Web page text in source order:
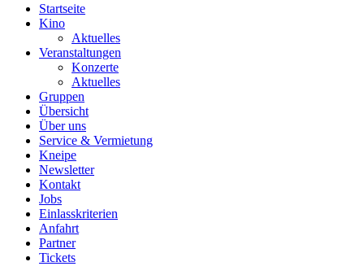
Startseite
Kino
Aktuelles
Veranstaltungen
Konzerte
Aktuelles
Gruppen
Übersicht
Über uns
Service & Vermietung
Kneipe
Newsletter
Kontakt
Jobs
Einlasskriterien
Anfahrt
Partner
Tickets